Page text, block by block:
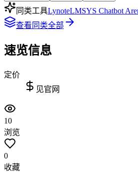
同类工具LynoteLMSYS Chatbot
查看同类全部
速览信息
定价
见官网
10
浏览
0
收藏